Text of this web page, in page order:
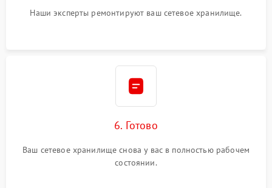
Наши эксперты ремонтируют ваш сетевое хранилище.
6. Готово
Ваш сетевое хранилище снова у вас в полностью рабочем
состоянии.